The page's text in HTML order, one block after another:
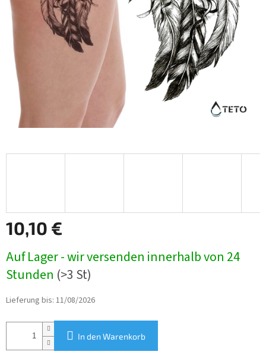
10,10 €
Auf Lager - wir versenden innerhalb von 24
Stunden (>3 St)
Lieferung bis: 11/08/2026
In den Warenkorb